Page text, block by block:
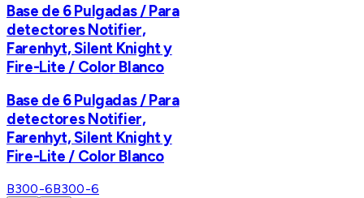
Base de 6 Pulgadas / Para
detectores Notifier,
Farenhyt, Silent Knight y
Fire-Lite / Color Blanco
Base de 6 Pulgadas / Para
detectores Notifier,
Farenhyt, Silent Knight y
Fire-Lite / Color Blanco
B300-6B300-6